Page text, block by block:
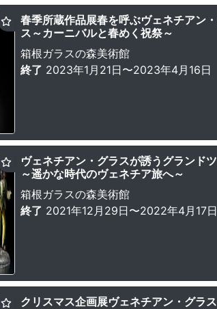
春季所蔵作品展春を呼ぶヴェネチアン
ス～カーニバルと春めく祝祭～
箱根ガラスの森美術館
終了 2023年1月21日〜2023年4月16日
ヴェネチアン・グラスが誘うグランド
～遥かな時代のヴェネチア旅へ～
箱根ガラスの森美術館
終了 2021年12月29日〜2022年4月17日
クリスマス企画展ヴェネチアン・グラ